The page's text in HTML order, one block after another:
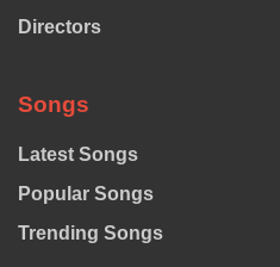
Directors
Songs
Latest Songs
Popular Songs
Trending Songs